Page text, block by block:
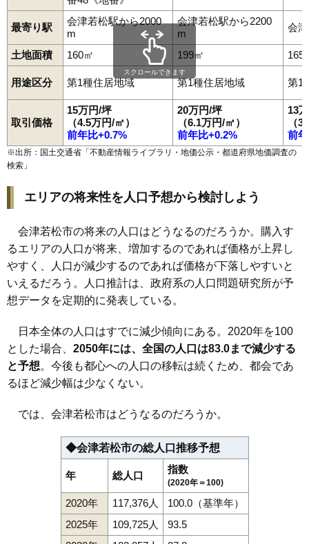
92 大戸町上三寄 2.9万円 120万円 -8.4%
93 町北町藤室 2.8万円 -6.6%
94 河東町郡山 2.5万円 -14.1%
2.4万円
96 河東町工業団地 1,182万円 -7.8%
神指町北四合 782万円 -6.6%
98 北会津町上米塚 840万円 -18.9%
99 北会津町下米塚 1.6万円 270万円 -16.0%
100
最寄り駅
会津若松駅から2000
m
会津若松駅から2200
m
会
土地面積 160㎡ 199㎡ 165
用途区分 第1種住居地域 第1種住居地域 第1
取引価格
15万円/坪
（4.5万円/㎡）
前年比+0.7%
20万円/坪
（6.1万円/㎡）
前年比+0.2%
13
（
前
スクロールできます
※出所：国土交通省「不動産情報ライブラリ・地価公示・都道府県地価調査の
検索 」
エリアの将来性を人口予想から検討しよう
会津若松市の将来の人口はどうなるのだろうか。購入す
るエリアの人口が将来、増加するのであれば価格が上昇し
やすく、人口が減少するのであれば価格が下落しやすいと
いえるだろう。人口推計は、政府系の人口問題研究所が予
想データを定期的に発表している。
日本全体の人口はすでに減少傾向にある。2020年を100
とした場合、 2050年には、全国の人口は83.0まで減少する
と予想。今後も都心への人口の移転は続くため、都会であ
るほど減少幅は少なくない。
では、会津若松市はどうなるのだろうか。
◆会津若松市の総人口推移予想
年 総人口
指数
(2020年＝100)
2020年 117,376人
100.0（基準年）
2025年
109,725人
93.5